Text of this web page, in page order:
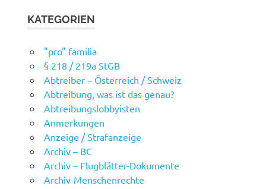
KATEGORIEN
"pro" familia
§ 218 / 219a StGB
Abtreiber – Österreich / Schweiz
Abtreibung, was ist das genau?
Abtreibungslobbyisten
Anmerkungen
Anzeige / Strafanzeige
Archiv – BC
Archiv – Flugblätter-Dokumente
Archiv-Menschenrechte